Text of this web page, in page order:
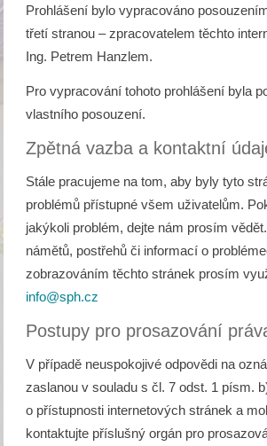
Prohlášení bylo vypracováno
třetí stranou – zpracovatelem těchto
Ing. Petrem Hanzlem.
Pro vypracování tohoto prohlášení byla
vlastního posouzení.
Zpětná vazba a kontaktní
Stále pracujeme na tom, aby byly tyto
problémů přístupné všem uživatelům.
jakýkoli problém, dejte nám prosím
námětů, postřehů či informací o
zobrazováním těchto stránek prosím
info@sph.cz
Postupy pro prosazování
V případě neuspokojivé odpovědi na
zaslanou v souladu s čl. 7 odst. 1 písm.
o přístupnosti internetových stránek a
kontaktujte příslušný orgán pro